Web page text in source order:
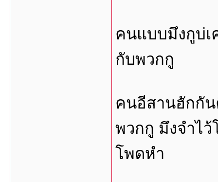
คนแบบมึงกูบ่
กับพวกกู
คนอีสานฮักกั
พวกกู มึงจำไ
โพดหำ